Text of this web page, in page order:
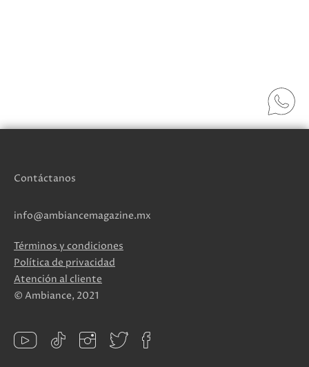
Contáctanos
info@ambiancemagazine.mx
Términos y condiciones
Política de privacidad
Atención al cliente
© Ambiance, 2021